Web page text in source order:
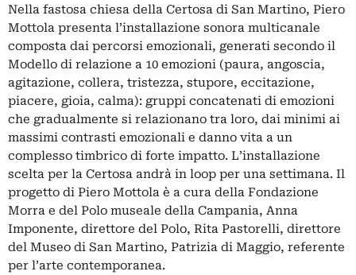
Nella fastosa chiesa della Certosa di San Martino, Piero
Mottola presenta l’installazione sonora multicanale
composta dai percorsi emozionali, generati secondo il
Modello di relazione a 10 emozioni (paura, angoscia,
agitazione, collera, tristezza, stupore, eccitazione,
piacere, gioia, calma): gruppi concatenati di emozioni
che gradualmente si relazionano tra loro, dai minimi ai
massimi contrasti emozionali e danno vita a un
complesso timbrico di forte impatto. L’installazione
scelta per la Certosa andrà in loop per una settimana. Il
progetto di Piero Mottola è a cura della Fondazione
Morra e del Polo museale della Campania, Anna
Imponente, direttore del Polo, Rita Pastorelli, direttore
del Museo di San Martino, Patrizia di Maggio, referente
per l’arte contemporanea.